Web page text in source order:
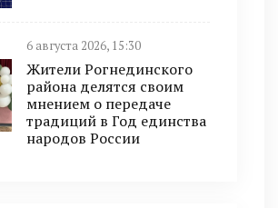
6 августа 2026, 15:30
Жители Рогнединского
района делятся своим
мнением о передаче
традиций в Год единства
народов России